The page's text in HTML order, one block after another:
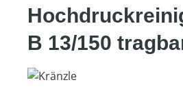
B 13/150